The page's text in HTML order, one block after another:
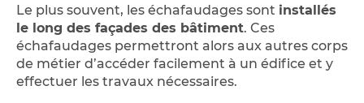
Le plus souvent, les échafaudages sont installés
le long des façades des bâtiment. Ces
échafaudages permettront alors aux autres corps
de métier d’accéder facilement à un édifice et y
effectuer les travaux nécessaires.